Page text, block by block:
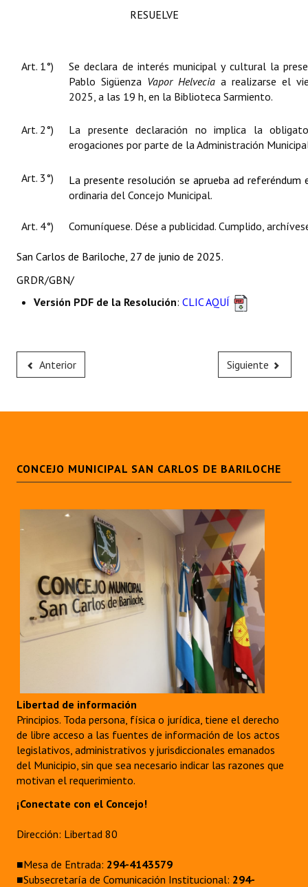
RESUELVE
Art. 1°)
Se declara de interés municipal y cultural la
Pablo Sigüenza Vapor Helvecia a realizarse el
2025, a las 19 h, en la Biblioteca Sarmiento.
Art. 2°)
La presente declaración no implica la
erogaciones por parte de la Administración
Art. 3°)
La presente resolución se aprueba ad referéndum
ordinaria del Concejo Municipal.
Art. 4°) Comuníquese. Dése a publicidad. Cumplido,
San Carlos de Bariloche, 27 de junio de 2025.
GRDR/GBN/
Versión PDF de la Resolución: CLIC AQUÍ
Anterior Siguiente
CONCEJO MUNICIPAL SAN CARLOS DE BARILOCHE
Libertad de información
Principios. Toda persona, física o jurídica, tiene el derecho
de libre acceso a las fuentes de información de los actos
legislativos, administrativos y jurisdiccionales emanados
del Municipio, sin que sea necesario indicar las razones que
motivan el requerimiento.
¡Conectate con el Concejo!
Dirección: Libertad 80
■Mesa de Entrada: 294-4143579
■Subsecretaría de Comunicación Institucional: 294-